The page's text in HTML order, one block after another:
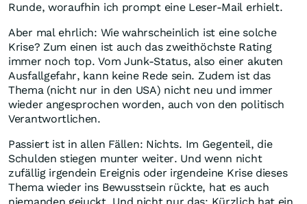
Runde, woraufhin ich prompt eine Leser-Mail erhielt.
Aber mal ehrlich: Wie wahrscheinlich ist eine solche
Krise? Zum einen ist auch das zweithöchste Rating
immer noch top. Vom Junk-Status, also einer akuten
Ausfallgefahr, kann keine Rede sein. Zudem ist das
Thema (nicht nur in den USA) nicht neu und immer
wieder angesprochen worden, auch von den politisch
Verantwortlichen.
Passiert ist in allen Fällen: Nichts. Im Gegenteil, die
Schulden stiegen munter weiter. Und wenn nicht
zufällig irgendein Ereignis oder irgendeine Krise dieses
Thema wieder ins Bewusstsein rückte, hat es auch